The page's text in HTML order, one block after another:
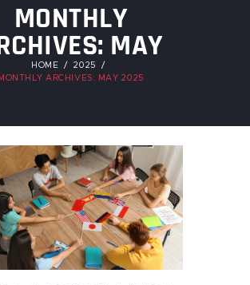
MONTHLY
MAY
2025
HOME
2025
MONTHLY ARCHIVES: MAY 2025